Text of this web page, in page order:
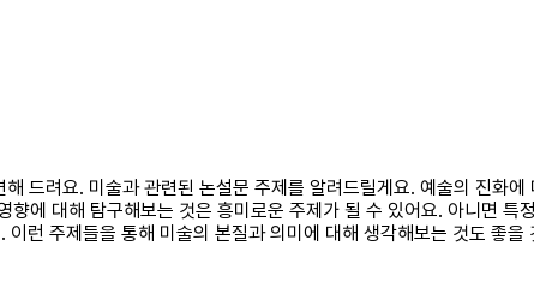
해 드려요. 미술과 관련된 논설문 주제를 알려드릴게요. 예술의 진
향에 대해 탐구해보는 것은 흥미로운 주제가 될 수 있어요. 아니면
런 주제들을 통해 미술의 본질과 의미에 대해 생각해보는 것도 좋